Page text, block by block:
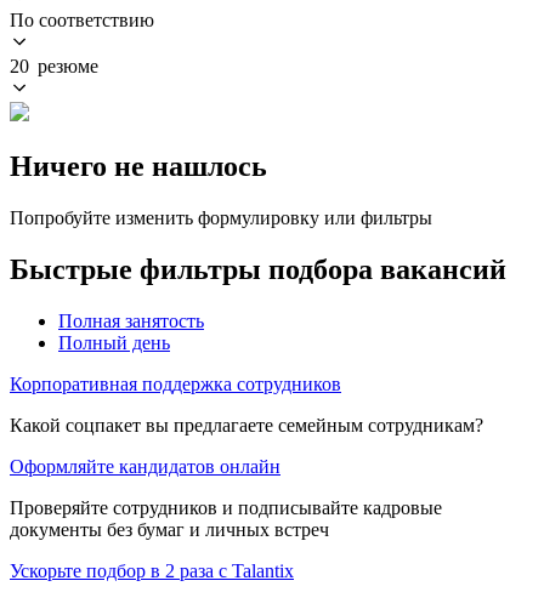
По соответствию
20 резюме
Ничего не нашлось
Попробуйте изменить формулировку или фильтры
Быстрые фильтры подбора вакансий
Полная занятость
Полный день
Корпоративная поддержка сотрудников
Какой соцпакет вы предлагаете семейным сотрудникам?
Оформляйте кандидатов онлайн
Проверяйте сотрудников и подписывайте кадровые
документы без бумаг и личных встреч
Ускорьте подбор в 2 раза с Talantix